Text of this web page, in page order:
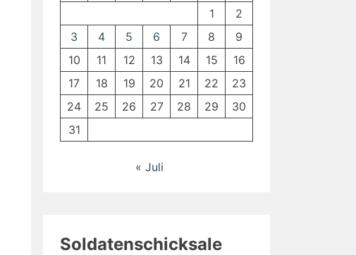
1
2
3
4 5 6 7 8
9
10
11 12 13 14 15
16
17
18 19 20 21 22
23
24
25 26 27 28 29
30
31
« Juli
Soldatenschicksale